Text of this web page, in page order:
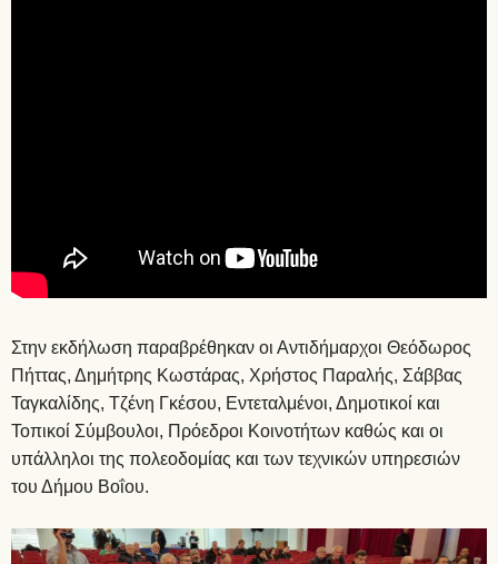
Στην εκδήλωση παραβρέθηκαν οι Αντιδήμαρχοι Θεόδωρος
Πήττας, Δημήτρης Κωστάρας, Χρήστος Παραλής, Σάββας
Ταγκαλίδης, Τζένη Γκέσου, Εντεταλμένοι, Δημοτικοί και
Τοπικοί Σύμβουλοι, Πρόεδροι Κοινοτήτων καθώς και οι
υπάλληλοι της πολεοδομίας και των τεχνικών υπηρεσιών
του Δήμου Βοΐου.